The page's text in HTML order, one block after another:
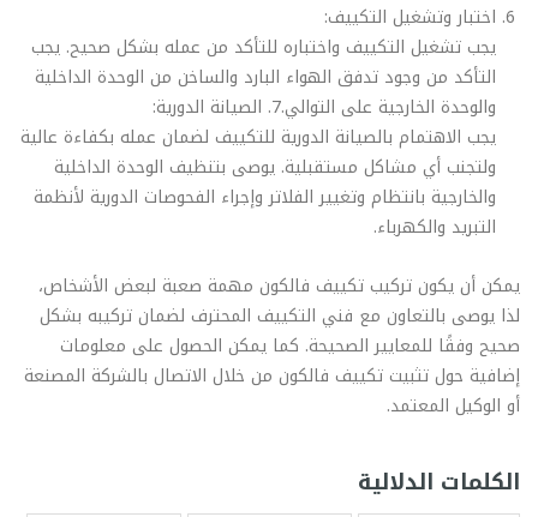
اختبار وتشغيل التكييف:
يجب تشغيل التكييف واختباره للتأكد من عمله بشكل صحيح. يجب
التأكد من وجود تدفق الهواء البارد والساخن من الوحدة الداخلية
والوحدة الخارجية على التوالي.7. الصيانة الدورية:
يجب الاهتمام بالصيانة الدورية للتكييف لضمان عمله بكفاءة عالية
ولتجنب أي مشاكل مستقبلية. يوصى بتنظيف الوحدة الداخلية
والخارجية بانتظام وتغيير الفلاتر وإجراء الفحوصات الدورية لأنظمة
التبريد والكهرباء.
يمكن أن يكون تركيب تكييف فالكون مهمة صعبة لبعض الأشخاص،
لذا يوصى بالتعاون مع فني التكييف المحترف لضمان تركيبه بشكل
صحيح وفقًا للمعايير الصحيحة. كما يمكن الحصول على معلومات
إضافية حول تثبيت تكييف فالكون من خلال الاتصال بالشركة المصنعة
أو الوكيل المعتمد.
الكلمات الدلالية